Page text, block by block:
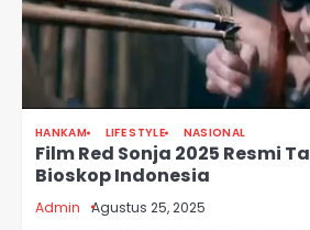
HANKAM LIFE STYLE NASIONAL
Film Red Sonja 2025 Resmi
Bioskop Indonesia
Admin Agustus 25, 2025